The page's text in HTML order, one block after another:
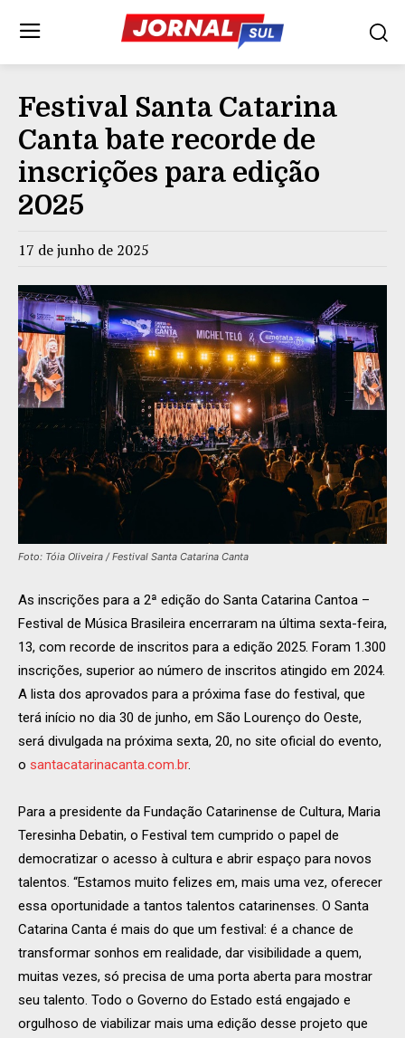
Festival Santa Catarina
Canta bate recorde de
inscrições para edição
2025
17 de junho de 2025
Foto: Tóia Oliveira / Festival Santa Catarina Canta
As inscrições para a 2ª edição do Santa Catarina Cantoa –
Festival de Música Brasileira encerraram na última sexta-feira,
13, com recorde de inscritos para a edição 2025. Foram 1.300
inscrições, superior ao número de inscritos atingido em 2024.
A lista dos aprovados para a próxima fase do festival, que
terá início no dia 30 de junho, em São Lourenço do Oeste,
será divulgada na próxima sexta, 20, no site oficial do evento,
o santacatarinacanta.com.br.
Para a presidente da Fundação Catarinense de Cultura, Maria
Teresinha Debatin, o Festival tem cumprido o papel de
democratizar o acesso à cultura e abrir espaço para novos
talentos. “Estamos muito felizes em, mais uma vez, oferecer
essa oportunidade a tantos talentos catarinenses. O Santa
Catarina Canta é mais do que um festival: é a chance de
transformar sonhos em realidade, dar visibilidade a quem,
muitas vezes, só precisa de uma porta aberta para mostrar
seu talento. Todo o Governo do Estado está engajado e
orgulhoso de viabilizar mais uma edição desse projeto que